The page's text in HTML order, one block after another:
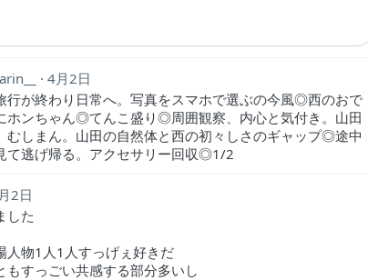
4月2日
行が終わり日常へ。写真をスマホで選ぶの今風◎西のおで
ホンちゃん◎てんこ盛り◎周囲観察、内心と気付き。山田
むしまん。山田の自然体と西の初々しさのギャップ◎途中
て逃げ帰る。アクセサリー回収◎1/2
2日
した
人物1人1人すっげぇ好きだ
もすっごい共感する部分多いし